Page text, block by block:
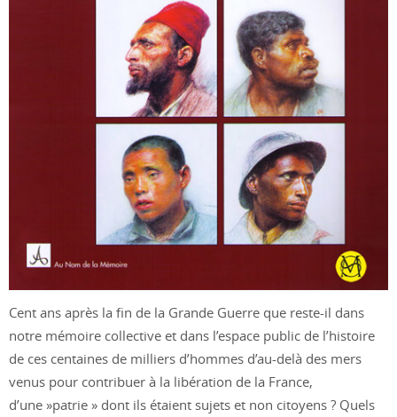
Cent ans après la fin de la Grande Guerre que reste-il dans
notre mémoire collective et dans l’espace public de l’histoire
de ces centaines de milliers d’hommes d’au-delà des mers
venus pour contribuer à la libération de la France,
d’une »patrie » dont ils étaient sujets et non citoyens ? Quels